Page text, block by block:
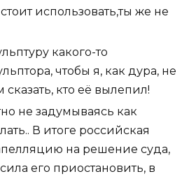
использовать,ты же не
какого-то
чтобы я, как дура, не
кто её вылепил!
не задумываясь как
В итоге российская
на решение суда,
его приостановить, в